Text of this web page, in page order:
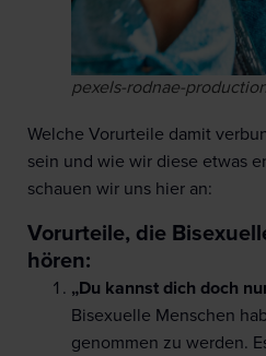
pexels-rodnae-
Welche Vorurteile damit
sein und wie wir diese etwas
schauen wir uns hier an:
Vorurteile, die
hören:
„Du kannst dich doch
Bisexuelle Menschen
genommen zu werden.